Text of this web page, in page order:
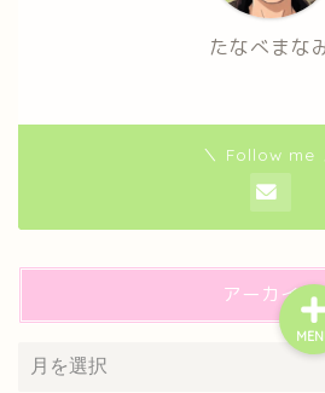
たなべまな
＼ Follow me
アーカイブ